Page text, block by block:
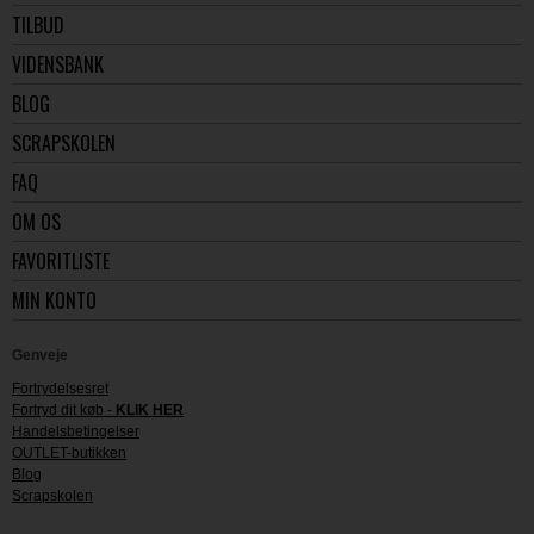
TILBUD
VIDENSBANK
BLOG
SCRAPSKOLEN
FAQ
OM OS
FAVORITLISTE
MIN KONTO
Genveje
Fortrydelsesret
Fortryd dit køb - KLIK HER
Handelsbetingelser
OUTLET-butikken
Blog
Scrapskolen